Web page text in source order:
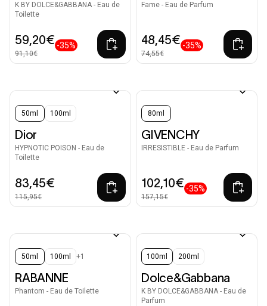
K BY DOLCE&GABBANA - Eau de
Toilette
59,20€
91,10€
-35%
Fame - Eau de Parfum
48,45€
74,55€
-35%
50ml 100ml
Dior
HYPNOTIC POISON - Eau de
Toilette
83,45€
115,95€
80ml
GIVENCHY
IRRESISTIBLE - Eau de Parfum
102,10€
157,15€
-35%
50ml 100ml +1
RABANNE
Phantom - Eau de Toilette
100ml 200ml
Dolce&Gabbana
K BY DOLCE&GABBANA - Eau de
Parfum